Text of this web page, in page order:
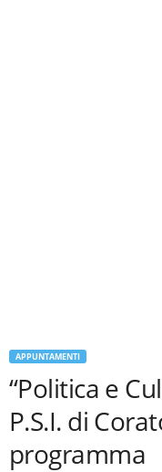
APPUNTAMENTI
“Politica e
P.S.I. di
programma